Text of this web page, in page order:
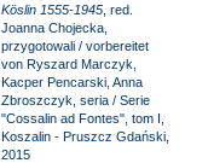
Köslin 1555-1945, red.
Joanna Chojecka,
przygotowali / vorbereitet
von Ryszard Marczyk,
Kacper Pencarski, Anna
Zbroszczyk, seria / Serie
"Cossalin ad Fontes", tom I,
Koszalin - Pruszcz Gdański,
2015